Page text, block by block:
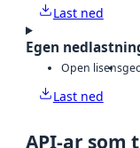
Last ned
Egen
Open lisens
Last ned
API-ar som